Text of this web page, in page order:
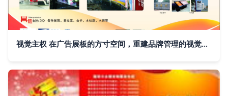
视觉主权 在广告展板的方寸空间，重建品牌管理的视觉力量